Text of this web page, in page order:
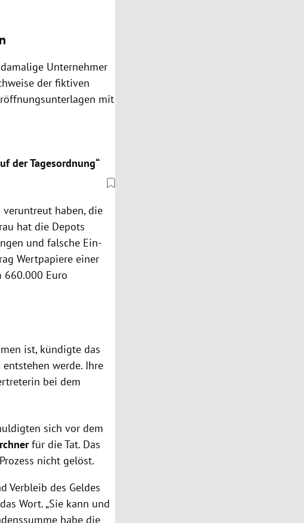
Unternehmer
der fiktiven
mit
der Tagesordnung“
haben, die
hat die Depots
und falsche Ein-
Wertpapiere einer
660.000 Euro
ist, kündigte das
werde. Ihre
bei dem
sich vor dem
für die Tat. Das
nicht gelöst.
Verbleib des Geldes
Wort. „Sie kann und
habe die